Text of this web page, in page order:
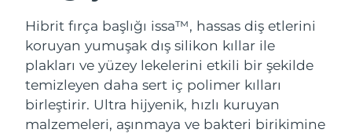
Hibrit fırça başlığı issa™, hassas diş etlerini
koruyan yumuşak dış silikon kıllar ile
plakları ve yüzey lekelerini etkili bir şekilde
temizleyen daha sert iç polimer kılları
birleştirir. Ultra hijyenik, hızlı kuruyan
malzemeleri, aşınmaya ve bakteri birikimine